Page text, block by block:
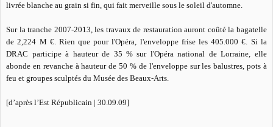
livrée blanche au grain si fin, qui fait merveille sous le soleil d'automne.
Sur la tranche 2007-2013, les travaux de restauration auront coûté la bagatelle
de 2,224 M €. Rien que pour l'Opéra, l'enveloppe frise les 405.000 €. Si la
DRAC participe à hauteur de 35 % sur l'Opéra national de Lorraine, elle
abonde en revanche à hauteur de 50 % de l'enveloppe sur les balustres, pots à
feu et groupes sculptés du Musée des Beaux-Arts.
[d’après l’Est Républicain | 30.09.09]